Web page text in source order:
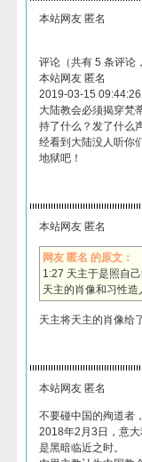
本站网友 匿名
评论（共有 5 条评论
本站网友 匿名
2019-03-15 09:44:26
大陆教会必须揭穿梵
持了什么？发了什么
经看到大陆没人听你
地狱吧！
本站网友 匿名
网友 匿名 的原文：
1:27 天主于是照自
天主的肖像和习性造
天主将天主的肖像给
本站网友 匿名
不要碰中国的殉道者
2018年2月3日，意
是黑暗临近之时。